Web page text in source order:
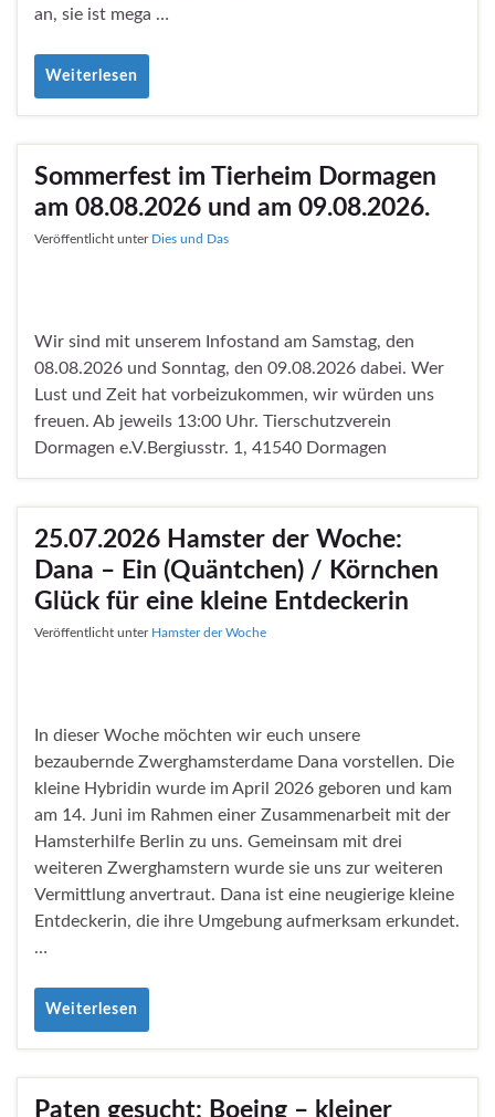
an, sie ist mega …
Weiterlesen
Sommerfest im Tierheim Dormagen
am 08.08.2026 und am 09.08.2026.
Veröffentlicht unter Dies und Das
Wir sind mit unserem Infostand am Samstag, den
08.08.2026 und Sonntag, den 09.08.2026 dabei. Wer
Lust und Zeit hat vorbeizukommen, wir würden uns
freuen. Ab jeweils 13:00 Uhr. Tierschutzverein
Dormagen e.V.Bergiusstr. 1, 41540 Dormagen
25.07.2026 Hamster der Woche:
Dana – Ein (Quäntchen) / Körnchen
Glück für eine kleine Entdeckerin
Veröffentlicht unter Hamster der Woche
In dieser Woche möchten wir euch unsere
bezaubernde Zwerghamsterdame Dana vorstellen. Die
kleine Hybridin wurde im April 2026 geboren und kam
am 14. Juni im Rahmen einer Zusammenarbeit mit der
Hamsterhilfe Berlin zu uns. Gemeinsam mit drei
weiteren Zwerghamstern wurde sie uns zur weiteren
Vermittlung anvertraut. Dana ist eine neugierige kleine
Entdeckerin, die ihre Umgebung aufmerksam erkundet.
…
Weiterlesen
Paten gesucht: Boeing – kleiner